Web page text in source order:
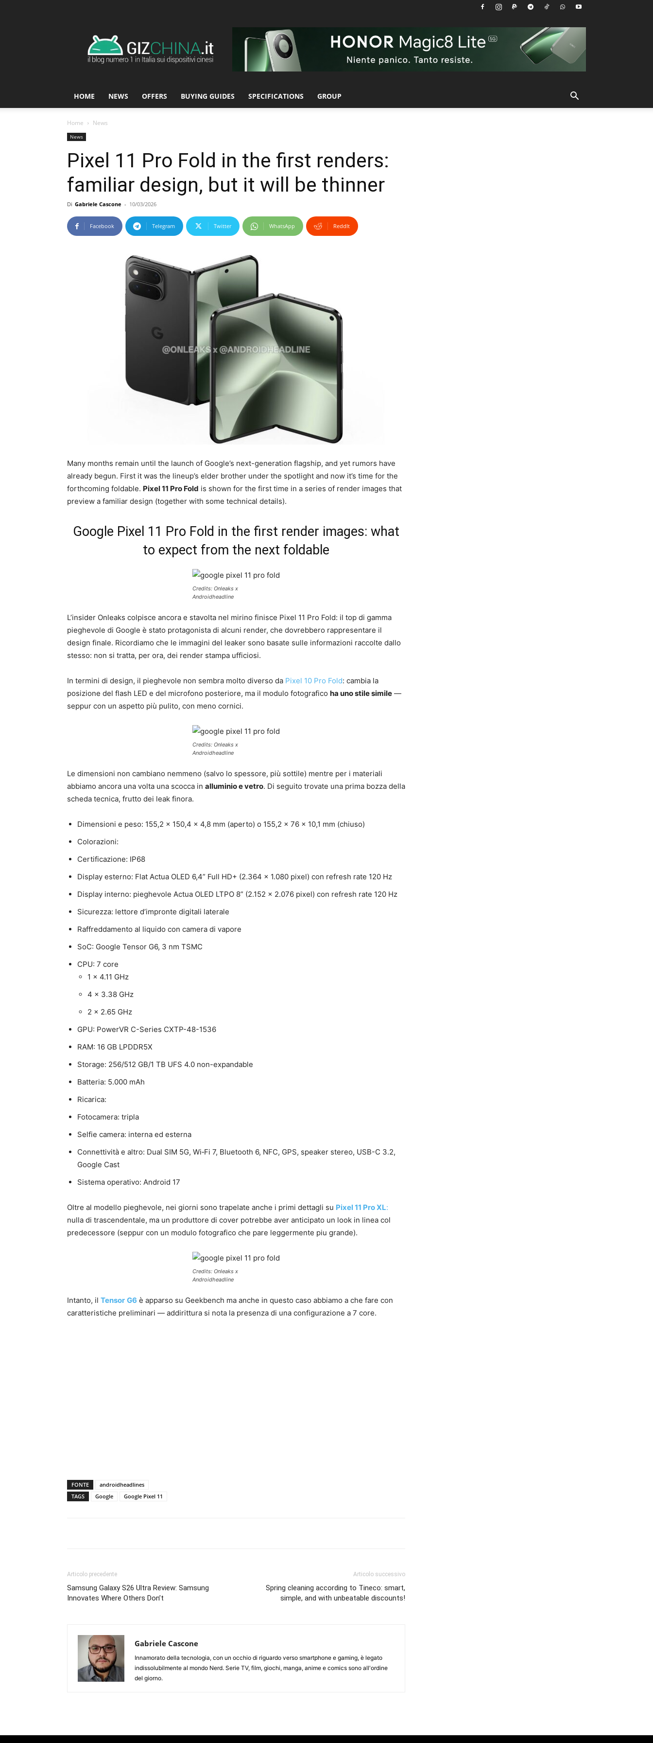
HOME NEWS OFFERS BUYING GUIDES SPECIFICATIONS GROUP
Home News
News
Pixel 11 Pro Fold in the first renders:
familiar design, but it will be thinner
Di Gabriele Cascone - 10/03/2026
Facebook Telegram Twitter WhatsApp ReddIt
Many months remain until the launch of Google’s next-generation flagship, and yet rumors have
already begun. First it was the lineup’s elder brother under the spotlight and now it’s time for the
forthcoming foldable. Pixel 11 Pro Fold is shown for the first time in a series of render images that
preview a familiar design (together with some technical details).
Google Pixel 11 Pro Fold in the first render images: what
to expect from the next foldable
Credits: Onleaks x
Androidheadline
L’in­sider Onleaks colpisce ancora e stavolta nel mirino finisce Pixel 11 Pro Fold: il top di gamma
pieghevole di Google è stato protagonista di alcuni render, che dovrebbero rappresentare il
design finale. Ricordiamo che le immagini del leaker sono basate sulle informazioni raccolte dallo
stesso: non si tratta, per ora, dei render stampa ufficiosi.
In termini di design, il pieghevole non sembra molto diverso da Pixel 10 Pro Fold: cambia la
posizione del flash LED e del microfono posteriore, ma il modulo fotografico ha uno stile simile —
seppur con un aspetto più pulito, con meno cornici.
Credits: Onleaks x
Androidheadline
Le dimensioni non cambiano nemmeno (salvo lo spessore, più sottile) mentre per i materiali
abbiamo ancora una volta una scocca in alluminio e vetro. Di seguito trovate una prima bozza della
scheda tecnica, frutto dei leak finora.
Dimensioni e peso: 155,2 x 150,4 x 4,8 mm (aperto) o 155,2 x 76 x 10,1 mm (chiuso)
Colorazioni:
Certificazione: IP68
Display esterno: Flat Actua OLED 6,4” Full HD+ (2.364 x 1.080 pixel) con refresh rate 120 Hz
Display interno: pieghevole Actua OLED LTPO 8” (2.152 x 2.076 pixel) con refresh rate 120 Hz
Sicurezza: lettore d’impronte digitali laterale
Raffreddamento al liquido con camera di vapore
SoC: Google Tensor G6, 3 nm TSMC
CPU: 7 core
1 x 4.11 GHz
4 x 3.38 GHz
2 x 2.65 GHz
GPU: PowerVR C-Series CXTP-48-1536
RAM: 16 GB LPDDR5X
Storage: 256/512 GB/1 TB UFS 4.0 non-expandable
Batteria: 5.000 mAh
Ricarica:
Fotocamera: tripla
Selfie camera: interna ed esterna
Connettività e altro: Dual SIM 5G, Wi‑Fi 7, Bluetooth 6, NFC, GPS, speaker stereo, USB-C 3.2,
Google Cast
Sistema operativo: Android 17
Oltre al modello pieghevole, nei giorni sono trapelate anche i primi dettagli su Pixel 11 Pro XL:
nulla di trascendentale, ma un produttore di cover potrebbe aver anticipato un look in linea col
predecessore (seppur con un modulo fotografico che pare leggermente piu grande).
Credits: Onleaks x
Androidheadline
Intanto, il Tensor G6 è apparso su Geekbench ma anche in questo caso abbiamo a che fare con
caratteristiche preliminari — addirittura si nota la presenza di una configurazione a 7 core.
FONTE
androidheadlines
TAGS
Google Google Pixel 11
Articolo precedente
Samsung Galaxy S26 Ultra Review: Samsung
Innovates Where Others Don’t
Articolo successivo
Spring cleaning according to Tineco: smart,
simple, and with unbeatable discounts!
Gabriele Cascone
Innamorato della tecnologia, con un occhio di riguardo verso smartphone e gaming, è legato
indissolubilmente al mondo Nerd. Serie TV, film, giochi, manga, anime e comics sono all'ordine
del giorno.